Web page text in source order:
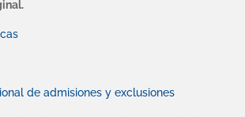
de admisiones y exclusiones